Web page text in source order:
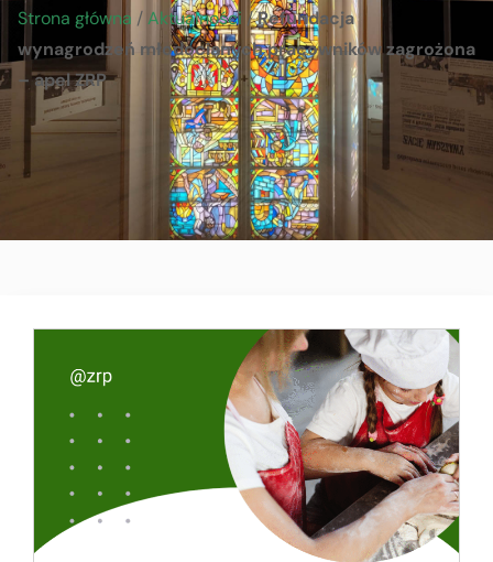
Strona główna /Aktualności /Refundacja
wynagrodzeń młodocianych pracowników zagrożona
– apel ZRP